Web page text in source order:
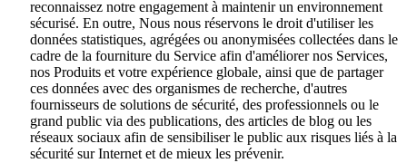
reconnaissez notre engagement à maintenir un environnement
sécurisé. En outre, Nous nous réservons le droit d'utiliser les
données statistiques, agrégées ou anonymisées collectées dans le
cadre de la fourniture du Service afin d'améliorer nos Services,
nos Produits et votre expérience globale, ainsi que de partager
ces données avec des organismes de recherche, d'autres
fournisseurs de solutions de sécurité, des professionnels ou le
grand public via des publications, des articles de blog ou les
réseaux sociaux afin de sensibiliser le public aux risques liés à la
sécurité sur Internet et de mieux les prévenir.